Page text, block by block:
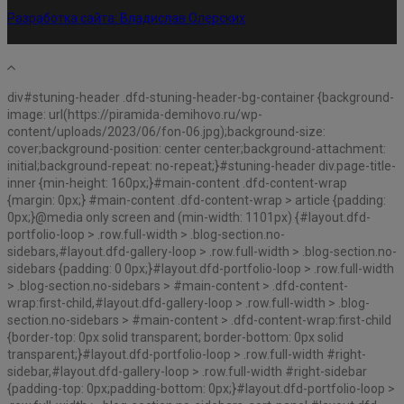
Разработка сайта: Владислав Олерских
div#stuning-header .dfd-stuning-header-bg-container {background-
image: url(https://piramida-demihovo.ru/wp-
content/uploads/2023/06/fon-06.jpg);background-size:
cover;background-position: center center;background-attachment:
initial;background-repeat: no-repeat;}#stuning-header div.page-title-
inner {min-height: 160px;}#main-content .dfd-content-wrap
{margin: 0px;} #main-content .dfd-content-wrap > article {padding:
0px;}@media only screen and (min-width: 1101px) {#layout.dfd-
portfolio-loop > .row.full-width > .blog-section.no-
sidebars,#layout.dfd-gallery-loop > .row.full-width > .blog-section.no-
sidebars {padding: 0 0px;}#layout.dfd-portfolio-loop > .row.full-width
> .blog-section.no-sidebars > #main-content > .dfd-content-
wrap:first-child,#layout.dfd-gallery-loop > .row.full-width > .blog-
section.no-sidebars > #main-content > .dfd-content-wrap:first-child
{border-top: 0px solid transparent; border-bottom: 0px solid
transparent;}#layout.dfd-portfolio-loop > .row.full-width #right-
sidebar,#layout.dfd-gallery-loop > .row.full-width #right-sidebar
{padding-top: 0px;padding-bottom: 0px;}#layout.dfd-portfolio-loop >